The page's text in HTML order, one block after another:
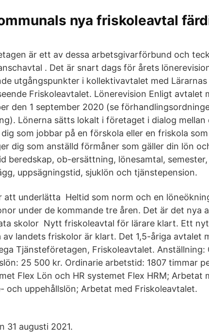
nya friskoleavtal
är ett av dessa arbetsgivarförbund och
. Det är snart dags för årets
utgångspunkter i kollektivavtalet med
Friskoleavtalet. Lönerevision Enligt avtalet
den 1 september 2020 (se
Lönerna sätts lokalt i företaget i dialog mellan
som jobbar på en förskola eller en friskola
dig som anställd förmåner som gäller din lön
beredskap, ob-ersättning, lönesamtal, semester,
uppsägningstid, sjuklön och tjänstepension.
att underlätta Heltid som norm och en
under de kommande tre åren. Det är det nya
skolor Nytt friskoleavtal för lärare klart. Ett
av landets friskolor är klart. Det 1,5-åriga avtalet
Tjänsteföretagen, Friskoleavtalet. Anställning:
25 500 kr. Ordinarie arbetstid: 1807 timmar
Flex Lön och HR systemet Flex HRM; Arbetat
och uppehållslön; Arbetat med Friskoleavtalet.
31 augusti 2021.